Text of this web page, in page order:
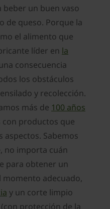
beber un buen vaso
de queso. Porque la
el alimento que
líder en la
consecuencia
los obstáculos
y recolección.
más de 100 años
con productos que
Sabemos
no importa cuán
para obtener un
momento adecuado,
y un corte limpio
protección de la